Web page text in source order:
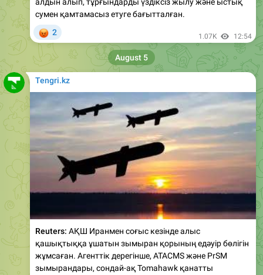
2
Tengri.kz
АҚШ Иранмен соғыс кезінде алыс
қашықтыққа ұшатын зымыран қорының едәуір бөлігін
жұмсаған. Агенттік дерегінше, ATACMS және PrSM
зымырандары, сондай-ақ Tomahawk қанатты
зымырандары, Patriot пен THAAD жүйелеріне арналған
оқ-дәрілер қоры айтарлықтай азайған.